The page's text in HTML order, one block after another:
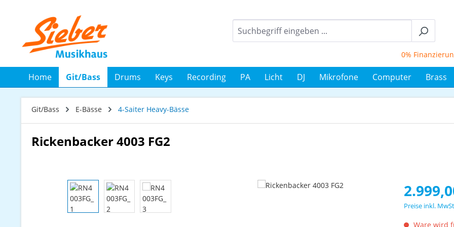
0% Finanzierung
Home Git/Bass Drums Keys Recording PA Licht DJ Mikrofone Computer Brass
Git/Bass E-Bässe 4-Saiter Heavy-Bässe
Rickenbacker 4003 FG2
Bildergalerie überspringen Regulärer
Preise inkl.
Ware wird